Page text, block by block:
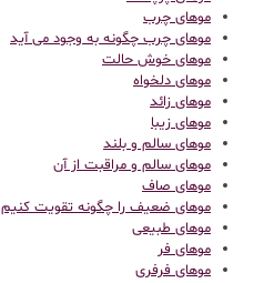
موهای چرب
موهای چرب چگونه به وجود می آید
موهای خوش حالت
موهای دلخواه
موهای زائد
موهای زیبا
موهای سالم و بلند
موهای سالم و مراقبت از آن
موهای صاف
موهای ضعیف را چگونه تقویت کنیم
موهای طبیعی
موهای فر
موهای فرفری